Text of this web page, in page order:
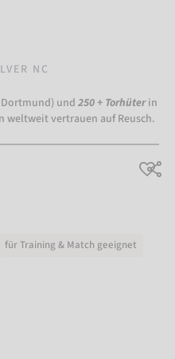
NC
und 250 + Torhüter in
weltweit vertrauen auf Reusch.
für Training & Match geeignet